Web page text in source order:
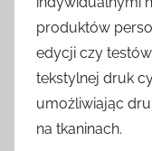
produktów
edycji czy
tekstylnej druk
umożliwiając
na tkaninach.